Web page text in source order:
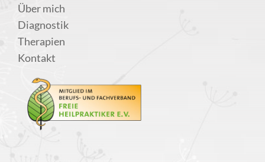
Über mich
Diagnostik
Therapien
Kontakt